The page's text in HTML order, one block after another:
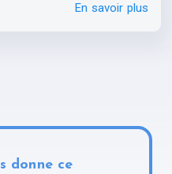
En savoir plus
donne ce